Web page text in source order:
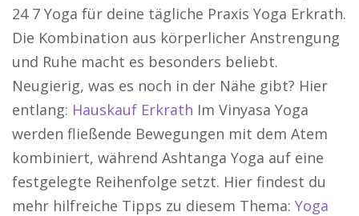
24 7 Yoga für deine tägliche Praxis Yoga Erkrath.
Die Kombination aus körperlicher Anstrengung
und Ruhe macht es besonders beliebt.
Neugierig, was es noch in der Nähe gibt? Hier
entlang: Hauskauf Erkrath Im Vinyasa Yoga
werden fließende Bewegungen mit dem Atem
kombiniert, während Ashtanga Yoga auf eine
festgelegte Reihenfolge setzt. Hier findest du
mehr hilfreiche Tipps zu diesem Thema: Yoga